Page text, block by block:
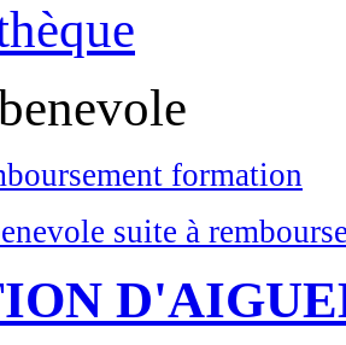
formation
suite à